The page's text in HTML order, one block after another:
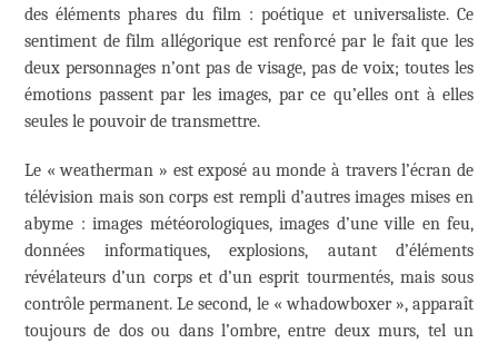
des éléments phares du film : poétique et universaliste. Ce
sentiment de film allégorique est renforcé par le fait que les
deux personnages n’ont pas de visage, pas de voix; toutes les
émotions passent par les images, par ce qu’elles ont à elles
seules le pouvoir de transmettre.
Le « weatherman » est exposé au monde à travers l’écran de
télévision mais son corps est rempli d’autres images mises en
abyme : images météorologiques, images d’une ville en feu,
données informatiques, explosions, autant d’éléments
révélateurs d’un corps et d’un esprit tourmentés, mais sous
contrôle permanent. Le second, le « whadowboxer », apparaît
toujours de dos ou dans l’ombre, entre deux murs, tel un